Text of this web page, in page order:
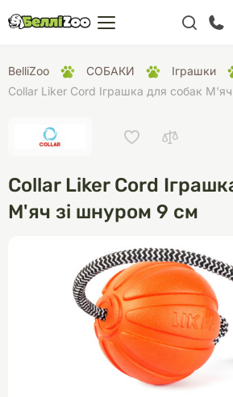
+38 (068)
Відділ
+38 (099)
Відділ
+38 (068)
76
BelliZoo СОБАКИ
Іграшки
Collar Liker Cord Іграшка для собак
Collar Liker Cord
М'яч зі шнуром 9 см